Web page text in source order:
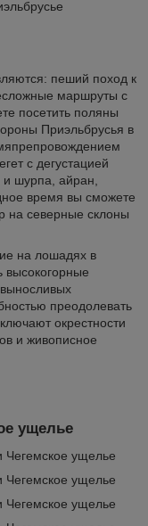
пеший поход к
маршруты с
посетить поляны
Приэльбрусья в
с дегустацией
и шурпа, айран,
время вы сможете
на северные склоны
на лошадях в
высокогорные
преодолевать
окрестности
и живописное
ущелье